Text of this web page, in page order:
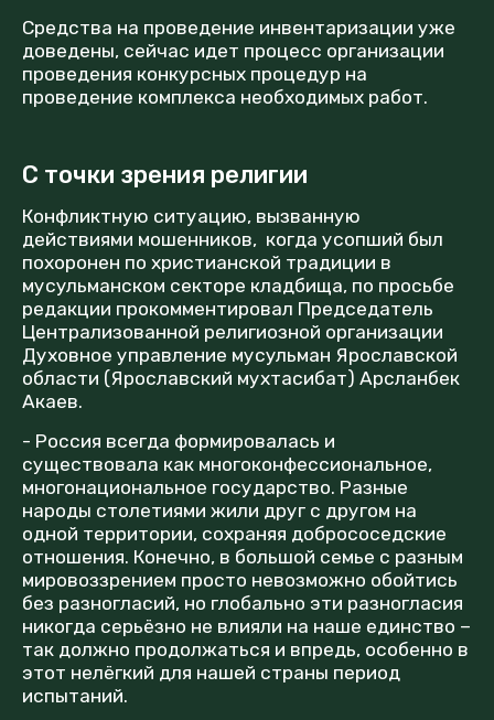
Средства на проведение инвентаризации уже
доведены, сейчас идет процесс организации
проведения конкурсных процедур на
проведение комплекса необходимых работ.
С точки зрения религии
Конфликтную ситуацию, вызванную
действиями мошенников, когда усопший был
похоронен по христианской традиции в
мусульманском секторе кладбища, по просьбе
редакции прокомментировал Председатель
Централизованной религиозной организации
Духовное управление мусульман Ярославской
области (Ярославский мухтасибат) Арсланбек
Акаев.
- Россия всегда формировалась и
существовала как многоконфессиональное,
многонациональное государство. Разные
народы столетиями жили друг с другом на
одной территории, сохраняя добрососедские
отношения. Конечно, в большой семье с разным
мировоззрением просто невозможно обойтись
без разногласий, но глобально эти разногласия
никогда серьёзно не влияли на наше единство –
так должно продолжаться и впредь, особенно в
этот нелёгкий для нашей страны период
испытаний.